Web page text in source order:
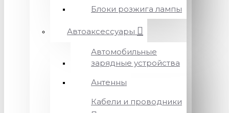
Блоки розжига лампы
Автоаксессуары
Автомобильные
зарядные устройства
Антенны
Кабели и проводники